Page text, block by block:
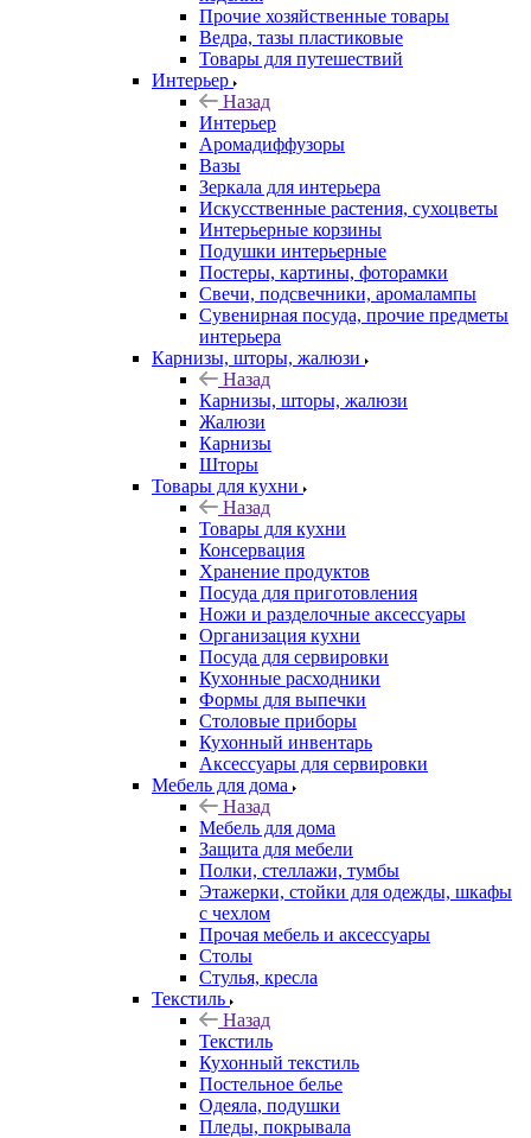
Прочие хозяйственные товары
Ведра, тазы пластиковые
Товары для путешествий
Интерьер
Назад
Интерьер
Аромадиффузоры
Вазы
Зеркала для интерьера
Искусственные растения, сухоцветы
Интерьерные корзины
Подушки интерьерные
Постеры, картины, фоторамки
Свечи, подсвечники, аромалампы
Сувенирная посуда, прочие предметы
интерьера
Карнизы, шторы, жалюзи
Назад
Карнизы, шторы, жалюзи
Жалюзи
Карнизы
Шторы
Товары для кухни
Назад
Товары для кухни
Консервация
Хранение продуктов
Посуда для приготовления
Ножи и разделочные аксессуары
Организация кухни
Посуда для сервировки
Кухонные расходники
Формы для выпечки
Столовые приборы
Кухонный инвентарь
Аксессуары для сервировки
Мебель для дома
Назад
Мебель для дома
Защита для мебели
Полки, стеллажи, тумбы
Этажерки, стойки для одежды, шкафы
с чехлом
Прочая мебель и аксессуары
Столы
Стулья, кресла
Текстиль
Назад
Текстиль
Кухонный текстиль
Постельное белье
Одеяла, подушки
Пледы, покрывала